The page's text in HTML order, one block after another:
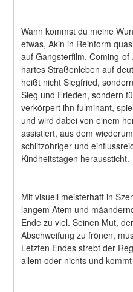
Wann kommst du meine
etwas, Akin in Reinform
auf Gangsterfilm, Coming-
hartes Straßenleben auf
heißt nicht Siegfried,
Sieg und Frieden, sondern
verkörpert ihn fulminant,
und wird dabei von einem
assistiert, aus dem
schlitzohriger und
Kindheitstagen heraussticht.
Mit visuell meisterhaft in
langem Atem und
Ende zu viel. Seinen Mut,
Abschweifung zu frönen,
Letzten Endes strebt der
allem oder nichts und